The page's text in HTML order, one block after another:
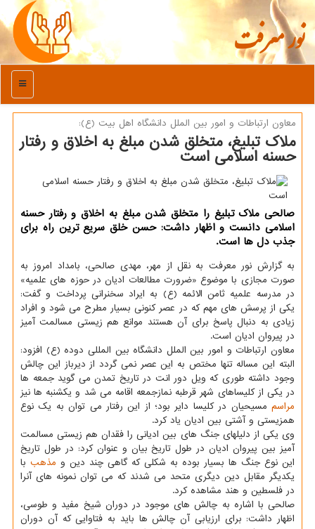
نور معرفت
منو
معاون ارتباطات و امور بین الملل دانشگاه اهل بیت (ع):
ملاك تبلیغ، متخلق شدن مبلغ به اخلاق و رفتار
حسنه اسلامی است
صالحی ملاك تبلیغ را متخلق شدن مبلغ به اخلاق و رفتار حسنه
اسلامی دانست و اظهار داشت: حسن خلق سریع ترین راه برای
جذب دل ها است.
به گزارش نور معرفت به نقل از مهر، مهدی صالحی، بامداد امروز به
صورت مجازی با موضوع «ضرورت مطالعات ادیان در حوزه های علمیه»
در مدرسه علمیه ثامن الائمه (ع) به ایراد سخنرانی پرداخت و گفت:
یکی از پرسش های مهم که در عصر کنونی بسیار مطرح می شود و افراد
زیادی به دنبال پاسخ برای آن هستند موانع هم زیستی مسالمت آمیز
در پیروان ادیان است.
معاون ارتباطات و امور بین الملل دانشگاه بین المللی دوده (ع) افزود:
البته این مساله تنها مختص به این عصر نمی گردد از دیرباز این چالش
وجود داشته طوری که ویل دور انت در تاریخ تمدن می گوید جمعه ها
در یکی از کلیساهای شهر قرطبه نمازجمعه اقامه می شد و یکشنبه ها نیز
مراسم مسیحیان در کلیسا دایر بود؛ از این رفتار می توان به یک نوع
همزیستی و آشتی بین ادیان یاد کرد.
وی یکی از دلیلهای جنگ های بین ادیانی را فقدان هم زیستی مسالمت
آمیز بین پیروان ادیان در طول تاریخ بیان و عنوان کرد: در طول تاریخ
این نوع جنگ ها بسیار بوده به شکلی که گاهی چند دین و مذهب با
یکدیگر مقابل دین دیگری متحد می شدند که می توان نمونه های آنرا
در فلسطین و هند مشاهده کرد.
صالحی با اشاره به چالش های موجود در دوران شیخ مفید و طوسی،
اظهار داشت: برای ارزیابی آن چالش ها باید به فتاوایی که آن دوران